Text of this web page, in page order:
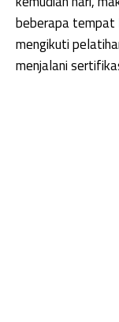
beberapa tempat
mengikuti
menjalani